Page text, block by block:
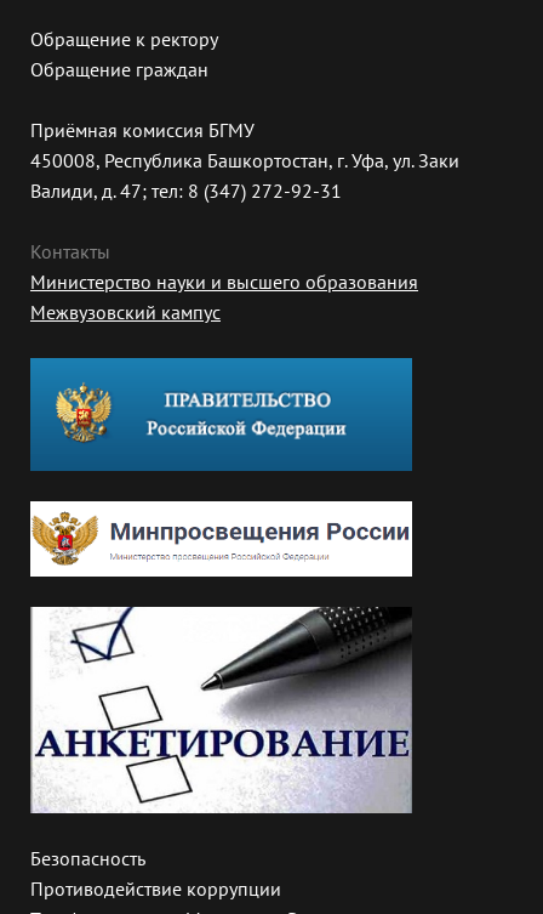
Обращение к ректору
Обращение граждан
Приёмная комиссия БГМУ
450008, Республика Башкортостан, г. Уфа, ул. Заки
Валиди, д. 47; тел: 8 (347) 272-92-31
Контакты
Министерство науки и высшего образования
Межвузовский кампус
Безопасность
Противодействие коррупции